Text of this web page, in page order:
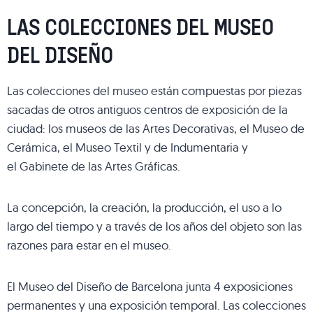
LAS COLECCIONES DEL MUSEO
DEL DISEÑO
Las colecciones del museo están compuestas por piezas
sacadas de otros antiguos centros de exposición de la
ciudad: los museos de las Artes Decorativas, el Museo de
Cerámica, el Museo Textil y de Indumentaria y
el Gabinete de las Artes Gráficas.
La concepción, la creación, la producción, el uso a lo
largo del tiempo y a través de los años del objeto son las
razones para estar en el museo.
El Museo del Diseño de Barcelona junta 4 exposiciones
permanentes y una exposición temporal. Las colecciones